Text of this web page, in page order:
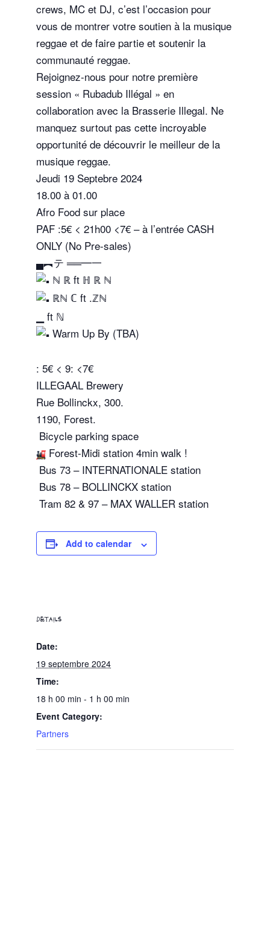
crews, MC et DJ, c’est l’occasion pour
vous de montrer votre soutien à la musique
reggae et de faire partie et soutenir la
communauté reggae.
Rejoignez-nous pour notre première
session « Rubadub Illégal » en
collaboration avec la Brasserie Illegal. Ne
manquez surtout pas cette incroyable
opportunité de découvrir le meilleur de la
musique reggae.
Jeudi 19 Septebre 2024
18.00 à 01.00
Afro Food sur place
PAF :5€ < 21h00 <7€ – à l’entrée CASH
ONLY (No Pre-sales)
▄︻テ ══━一
ℕ ℝ ft ℍ ℝ ℕ
ℝℕ ℂ ft .ℤℕ
▁ ft ℕ
Warm Up By (TBA)
: 5€ < 9: <7€
ILLEGAAL Brewery
Rue Bollinckx, 300.
1190, Forest.
Bicycle parking space
Forest-Midi station 4min walk !
Bus 73 – INTERNATIONALE station
Bus 78 – BOLLINCKX station
Tram 82 & 97 – MAX WALLER station
Add to calendar
DETAILS
Date:
19 septembre 2024
Time:
18 h 00 min - 1 h 00 min
Event Category:
Partners